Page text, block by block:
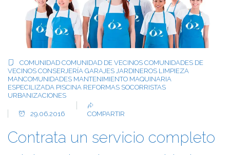
COMUNIDAD COMUNIDAD DE VECINOS COMUNIDADES DE
VECINOS CONSERJERÍA GARAJES JARDINEROS LIMPIEZA
MANCOMUNIDADES MANTENIMIENTO MAQUINARIA
ESPECILIZADA PISCINA REFORMAS SOCORRISTAS
URBANIZACIONES
29.06.2016 COMPARTIR
Contrata un servicio completo